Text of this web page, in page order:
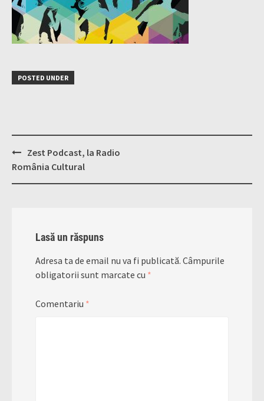
POSTED UNDER
Post
navigation
Zest Podcast, la Radio
România Cultural
Lasă un răspuns
Adresa ta de email nu va fi publicată. Câmpurile
obligatorii sunt marcate cu *
Comentariu *